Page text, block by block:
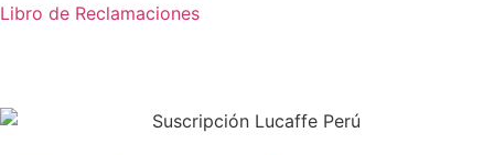
Libro de Reclamaciones